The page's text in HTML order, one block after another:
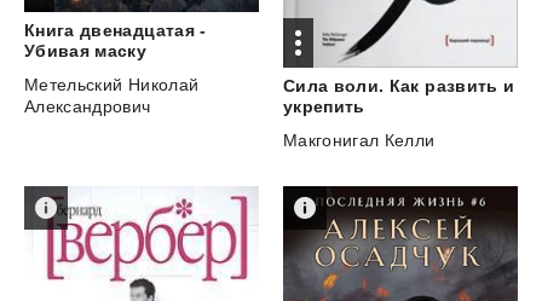
Книга двенадцатая -
Убивая маску
Метельский Николай
Александрович
Сила воли. Как развить и
укрепить
Макгонигал Келли